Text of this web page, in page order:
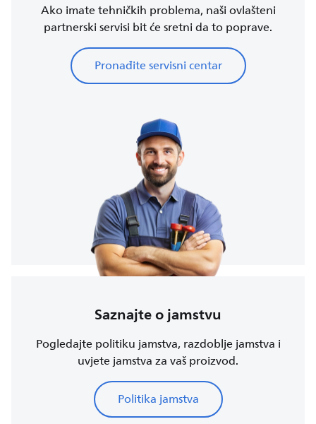
Ako imate tehničkih problema, naši ovlašteni
partnerski servisi bit će sretni da to poprave.
Pronađite servisni centar
Saznajte o jamstvu
Pogledajte politiku jamstva, razdoblje jamstva i
uvjete jamstva za vaš proizvod.
Politika jamstva